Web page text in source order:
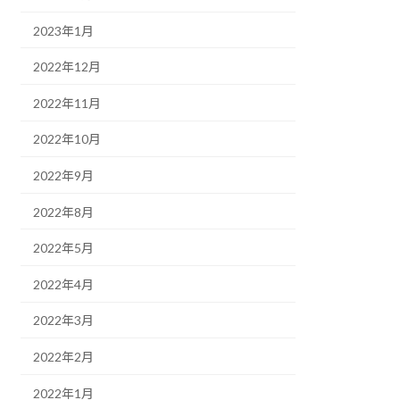
2023年1月
2022年12月
2022年11月
2022年10月
2022年9月
2022年8月
2022年5月
2022年4月
2022年3月
2022年2月
2022年1月